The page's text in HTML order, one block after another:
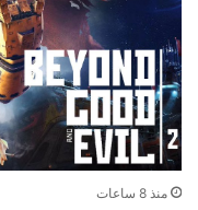
منذ 8 ساعات